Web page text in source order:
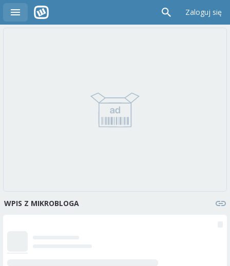
Zaloguj się
WPIS Z MIKROBLOGA